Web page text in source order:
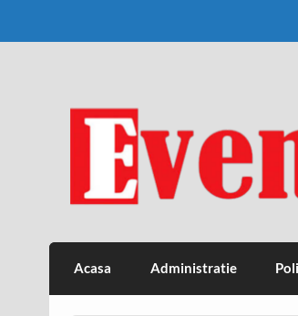
Eveniment
Acasa Administratie